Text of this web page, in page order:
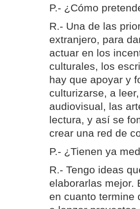
P.- ¿Cómo
R.- Una de las
extranjero, para
actuar en los
culturales, los
hay que apoyar y
culturizarse, a
audiovisual, las
lectura, y así se
crear una red de
P.- ¿Tienen ya
R.- Tengo ideas
elaborarlas mejor.
en cuanto termine